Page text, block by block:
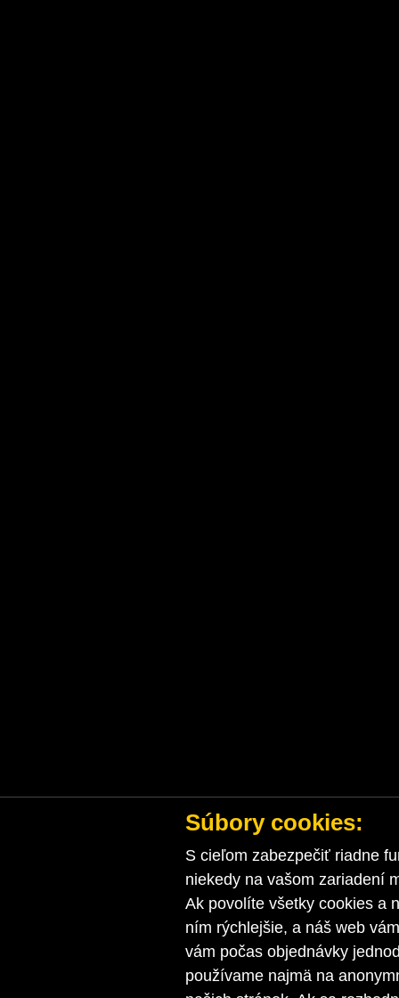
Súbory cookies:
S cieľom zabezpečiť riadne
niekedy na vašom zariadení
Ak povolíte všetky cookies a
ním rýchlejšie, a náš web
vám počas objednávky
používame najmä na